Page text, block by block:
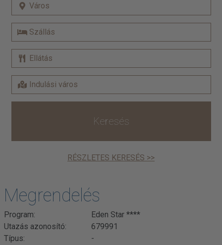
Keresés
RÉSZLETES KERESÉS >>
Megrendelés
Program:
Eden Star ****
Utazás azonosító:
679991
Típus:
-